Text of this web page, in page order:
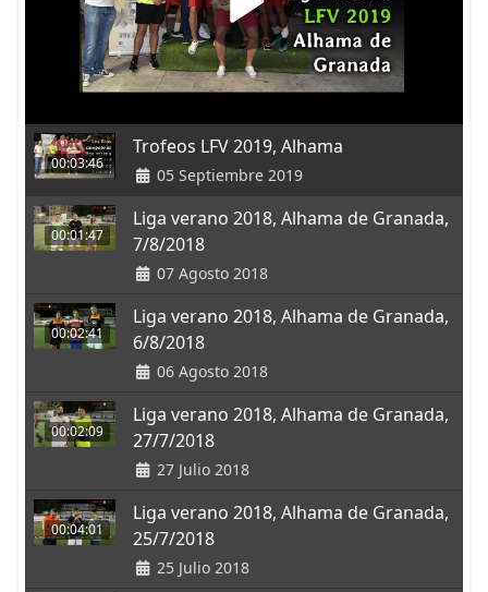
00:03:46
Trofeos LFV 2019, Alhama
05 Septiembre 2019
00:01:47
Liga verano 2018, Alhama de Granada,
7/8/2018
07 Agosto 2018
00:02:41
Liga verano 2018, Alhama de Granada,
6/8/2018
06 Agosto 2018
00:02:09
Liga verano 2018, Alhama de Granada,
27/7/2018
27 Julio 2018
00:04:01
Liga verano 2018, Alhama de Granada,
25/7/2018
25 Julio 2018